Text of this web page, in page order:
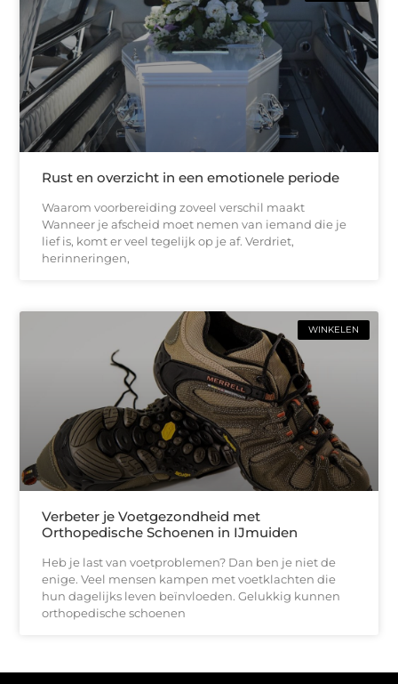
Rust en overzicht in een emotionele periode
Waarom voorbereiding zoveel verschil maakt
Wanneer je afscheid moet nemen van iemand die je
lief is, komt er veel tegelijk op je af. Verdriet,
herinneringen,
WINKELEN
Verbeter je Voetgezondheid met
Orthopedische Schoenen in IJmuiden
Heb je last van voetproblemen? Dan ben je niet de
enige. Veel mensen kampen met voetklachten die
hun dagelijks leven beïnvloeden. Gelukkig kunnen
orthopedische schoenen